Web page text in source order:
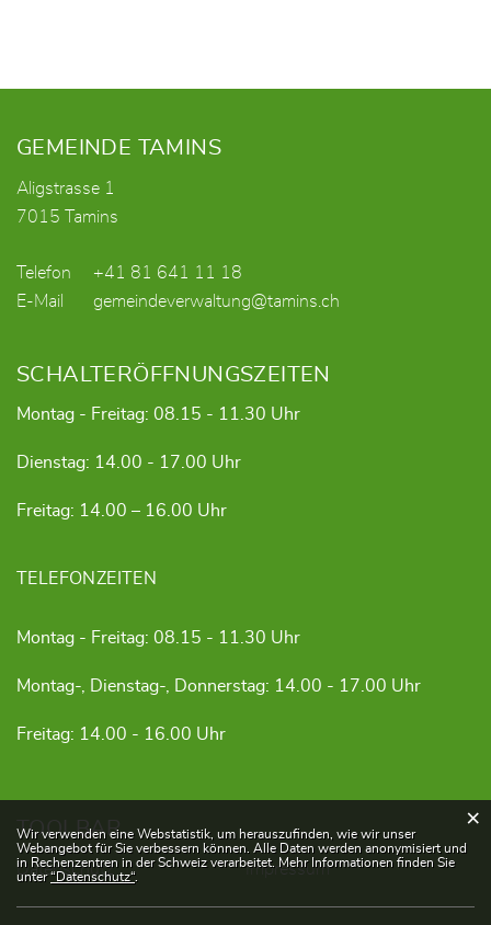
Fusszeile
GEMEINDE TAMINS
Aligstrasse 1
7015 Tamins
Telefon
+41 81 641 11 18
E-Mail
gemeindeverwaltung@tamins.ch
SCHALTERÖFFNUNGSZEITEN
Montag - Freitag: 08.15 - 11.30 Uhr
Dienstag: 14.00 - 17.00 Uhr
Freitag: 14.00 – 16.00 Uhr
TELEFONZEITEN
Montag - Freitag: 08.15 - 11.30 Uhr
Montag-, Dienstag-, Donnerstag: 14.00 - 17.00 Uhr
Freitag: 14.00 - 16.00 Uhr
TOOLBAR
Datenschutz Impressum
Webstatistik
Wir verwenden eine Webstatistik, um herauszufinden, wie wir unser
Webangebot für Sie verbessern können. Alle Daten werden anonymisiert und
in Rechenzentren in der Schweiz verarbeitet. Mehr Informationen finden Sie
unter“Datenschutz“.
×